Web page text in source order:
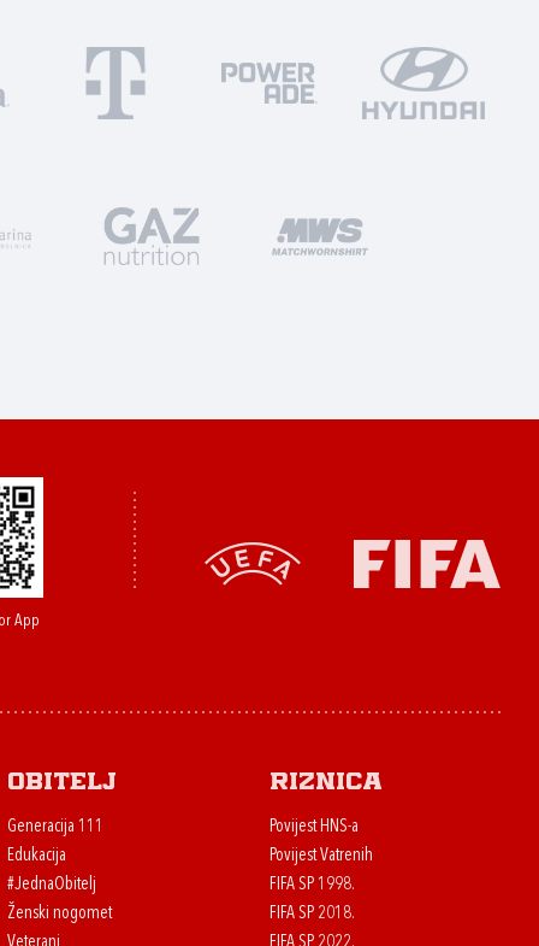
App
Obitelj
Generacija 111
Edukacija
#JednaObitelj
Ženski nogomet
Riznica
Povijest HNS-a
Povijest Vatrenih
FIFA SP 1998.
FIFA SP 2018.